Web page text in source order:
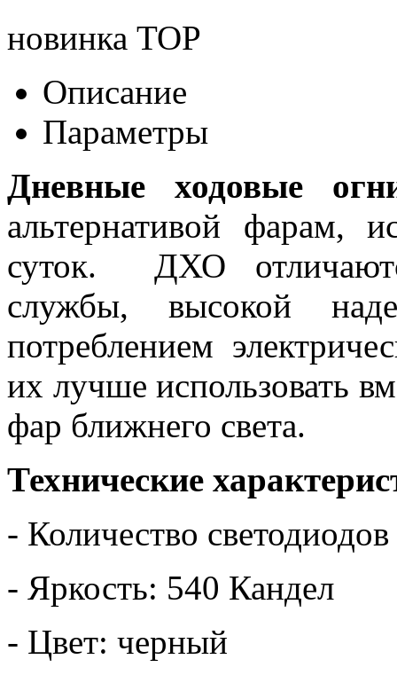
новинка TOP
Описание
Параметры
Дневные ходовые
альтернативой фарам,
суток. ДХО
службы, высокой
потреблением
их лучше использовать
фар ближнего света.
Технические
- Количество
- Яркость: 540 Кандел
- Цвет: черный